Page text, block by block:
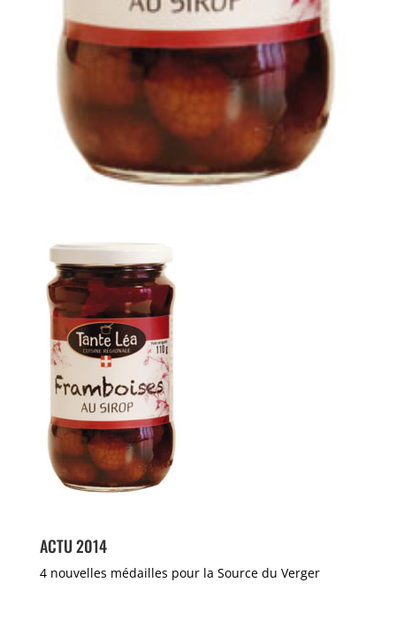
ACTU 2014
4 nouvelles médailles pour la Source du Verger